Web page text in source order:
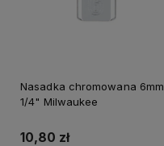
Nasadka chromowana 6mm
1/4" Milwaukee
10,80 zł